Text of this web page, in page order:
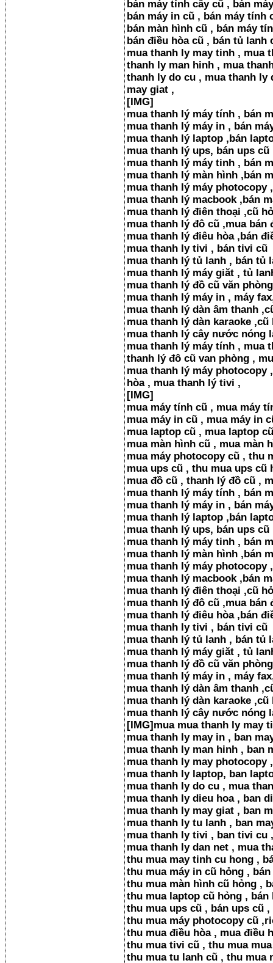
bán máy tính cây cũ , bán
bán máy in cũ , bán máy tính
bán màn hình cũ , bán máy
bán điều hòa cũ , bán tủ
mua thanh ly may tinh , mua
thanh ly man hinh , mua
thanh ly do cu , mua thanh ly
may giat ,
[​IMG]
mua thanh lý máy tính , bán
mua thanh lý máy in , bán
mua thanh lý laptop ,bán
mua thanh lý ups, bán ups cũ
mua thanh lý máy tinh , bán
mua thanh lý màn hình ,bán
mua thanh lý máy
mua thanh lý macbook ,bán
mua thanh lý điên thoại ,cũ
mua thanh lý đô cũ ,mua bán
mua thanh lý điêu hòa ,bán
mua thanh ly tivi , bán tivi cũ
mua thanh lý tủ lanh , bán tủ
mua thanh lý máy giăt , tủ
mua thanh lý đồ cũ văn
mua thanh lý máy in , máy
mua thanh lý dàn âm thanh
mua thanh lý dàn karaoke ,cũ
mua thanh lý cây nước nóng
mua thanh lý máy tính , mua
thanh lý đô cũ van phòng ,
mua thanh lý máy photocopy
hòa , mua thanh lý tivi ,
[​IMG]
mua máy tính cũ , mua máy
mua máy in cũ , mua máy in
mua laptop cũ , mua laptop
mua màn hình cũ , mua màn
mua máy photocopy cũ , thu
mua ups cũ , thu mua ups cũ
mua đồ cũ , thanh lý đồ cũ ,
mua thanh lý máy tính , bán
mua thanh lý máy in , bán
mua thanh lý laptop ,bán
mua thanh lý ups, bán ups cũ
mua thanh lý máy tinh , bán
mua thanh lý màn hình ,bán
mua thanh lý máy
mua thanh lý macbook ,bán
mua thanh lý điên thoại ,cũ
mua thanh lý đô cũ ,mua bán
mua thanh lý điêu hòa ,bán
mua thanh ly tivi , bán tivi cũ
mua thanh lý tủ lanh , bán tủ
mua thanh lý máy giăt , tủ
mua thanh lý đồ cũ văn
mua thanh lý máy in , máy
mua thanh lý dàn âm thanh
mua thanh lý dàn karaoke ,cũ
mua thanh lý cây nước nóng
[​IMG]mua mua thanh ly may
mua thanh ly may in , ban
mua thanh ly man hinh , ban
mua thanh ly may photocopy
mua thanh ly laptop, ban
mua thanh ly do cu , mua
mua thanh ly dieu hoa , ban
mua thanh ly may giat , ban
mua thanh ly tu lanh , ban
mua thanh ly tivi , ban tivi cu
mua thanh ly dan net , mua
thu mua may tinh cu hong ,
thu mua máy in cũ hỏng ,
thu mua màn hình cũ hỏng ,
thu mua laptop cũ hỏng , bán
thu mua ups cũ , bán ups cũ ,
thu mua máy photocopy cũ
thu mua điều hòa , mua điều
thu mua tivi cũ , thu mua
thu mua tu lanh cũ , thu mua